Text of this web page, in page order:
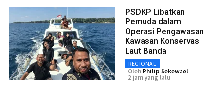
PSDKP Libatkan
Pemuda dalam
Operasi Pengawasan
Kawasan Konservasi
Laut Banda
REGIONAL
Oleh Philip Sekewael
2 jam yang lalu